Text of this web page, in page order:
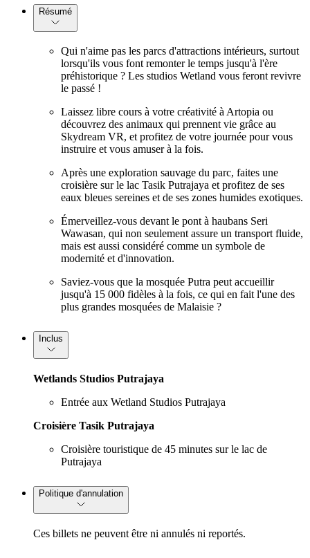
Résumé
Qui n'aime pas les parcs d'attractions intérieurs, surtout
lorsqu'ils vous font remonter le temps jusqu'à l'ère
préhistorique ? Les studios Wetland vous feront revivre
le passé !
Laissez libre cours à votre créativité à Artopia ou
découvrez des animaux qui prennent vie grâce au
Skydream VR, et profitez de votre journée pour vous
instruire et vous amuser à la fois.
Après une exploration sauvage du parc, faites une
croisière sur le lac Tasik Putrajaya et profitez de ses
eaux bleues sereines et de ses zones humides exotiques.
Émerveillez-vous devant le pont à haubans Seri
Wawasan, qui non seulement assure un transport fluide,
mais est aussi considéré comme un symbole de
modernité et d'innovation.
Saviez-vous que la mosquée Putra peut accueillir
jusqu'à 15 000 fidèles à la fois, ce qui en fait l'une des
plus grandes mosquées de Malaisie ?
Inclus
Wetlands Studios Putrajaya
Entrée aux Wetland Studios Putrajaya
Croisière Tasik Putrajaya
Croisière touristique de 45 minutes sur le lac de
Putrajaya
Politique d'annulation
Ces billets ne peuvent être ni annulés ni reportés.